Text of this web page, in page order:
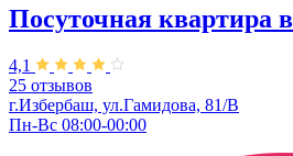
Посуточная квартира
4,1
25 отзывов
г.Избербаш, ул.Гамидова, 81/В
Пн-Вс 08:00-00:00